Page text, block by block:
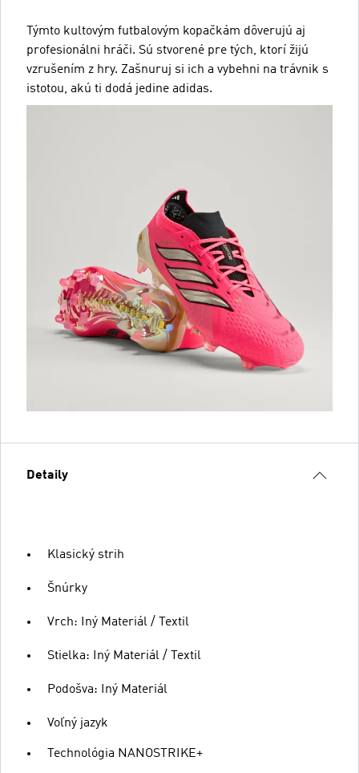
Týmto kultovým futbalovým kopačkám dôverujú aj
profesionálni hráči. Sú stvorené pre tých, ktorí žijú
vzrušením z hry. Zašnuruj si ich a vybehni na trávnik s
istotou, akú ti dodá jedine adidas.
Detaily
Klasický strih
Šnúrky
Vrch: Iný Materiál / Textil
Stielka: Iný Materiál / Textil
Podošva: Iný Materiál
Voľný jazyk
Technológia NANOSTRIKE+